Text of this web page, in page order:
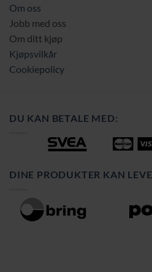
Om oss
Jobb med oss
Om ditt kjøp
Kjøpsvilkår
Cookiepolicy
DU KAN BETALE MED:
DINE PRODUKTER KAN